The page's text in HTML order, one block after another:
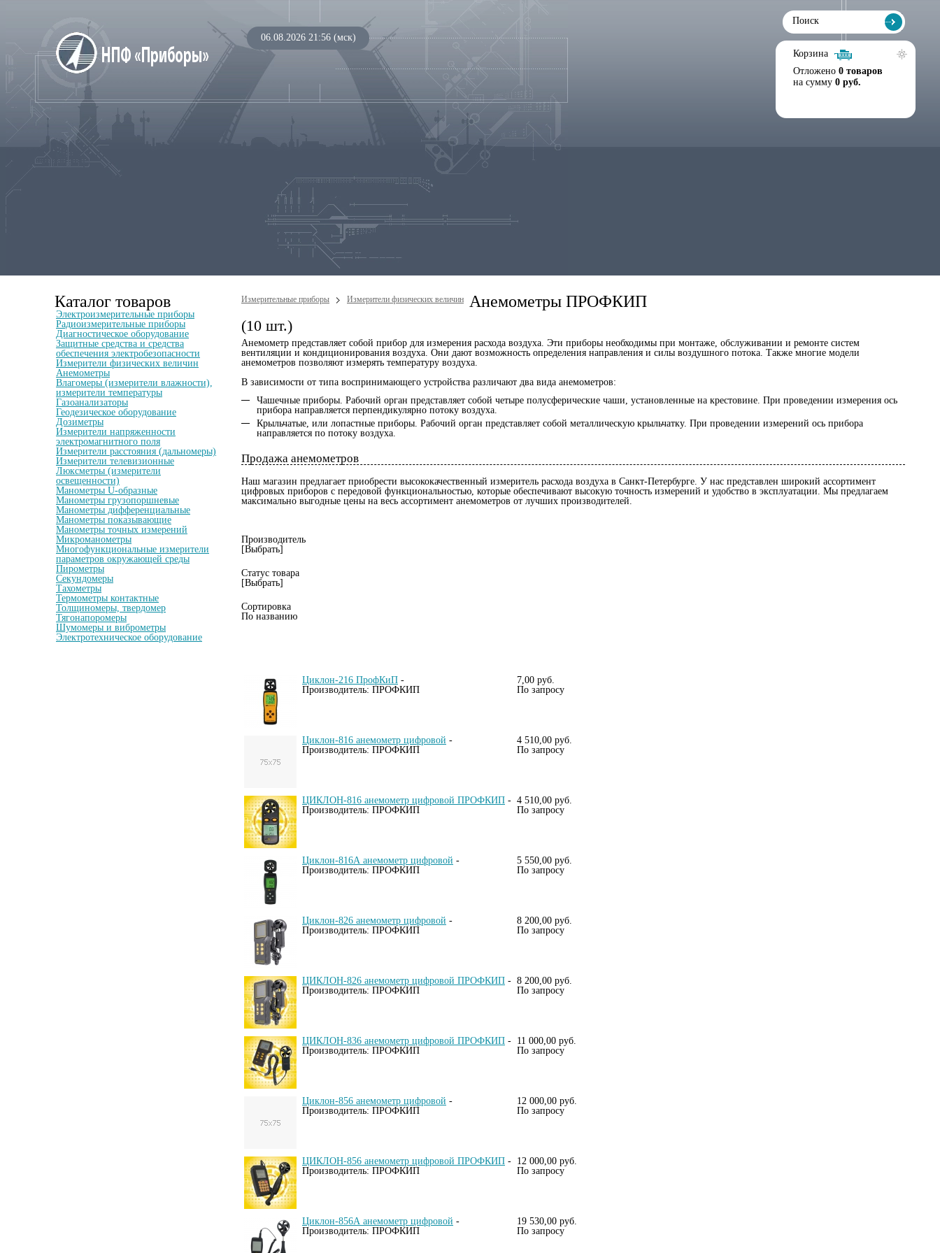
06.08.2026 21:56 (мск)
Корзина
Отложено 0 товаров
на сумму 0 руб.
Каталог товаров
Электроизмерительные приборы
Радиоизмерительные приборы
Диагностическое оборудование
Защитные средства и средства
обеспечения электробезопасности
Измерители физических величин
Анемометры
Влагомеры (измерители влажности),
измерители температуры
Газоанализаторы
Геодезическое оборудование
Дозиметры
Измерители напряженности
электромагнитного поля
Измерители расстояния (дальномеры)
Измерители телевизионные
Люксметры (измерители
освещенности)
Манометры U-образные
Манометры грузопоршневые
Манометры дифференциальные
Манометры показывающие
Манометры точных измерений
Микроманометры
Многофункциональные измерители
параметров окружающей среды
Пирометры
Секундомеры
Тахометры
Термометры контактные
Толщиномеры, твердомер
Тягонапоромеры
Шумомеры и виброметры
Электротехническое оборудование
Измерительные приборы Измерители физических величин Анемометры ПРОФКИП
(10 шт.)
Анемометр представляет собой прибор для измерения расхода воздуха. Эти приборы необходимы при монтаже, обслуживании и ремонте систем
вентиляции и кондиционирования воздуха. Они дают возможность определения направления и силы воздушного потока. Также многие модели
анемометров позволяют измерять температуру воздуха.
В зависимости от типа воспринимающего устройства различают два вида анемометров:
Чашечные приборы. Рабочий орган представляет собой четыре полусферические чаши, установленные на крестовине. При проведении измерения ось
прибора направляется перпендикулярно потоку воздуха.
Крыльчатые, или лопастные приборы. Рабочий орган представляет собой металлическую крыльчатку. При проведении измерений ось прибора
направляется по потоку воздуха.
Продажа анемометров
Наш магазин предлагает приобрести высококачественный измеритель расхода воздуха в Санкт-Петербурге. У нас представлен широкий ассортимент
цифровых приборов с передовой функциональностью, которые обеспечивают высокую точность измерений и удобство в эксплуатации. Мы предлагаем
максимально выгодные цены на весь ассортимент анемометров от лучших производителей.
Производитель
[Выбрать]
Статус товара
[Выбрать]
Сортировка
По названию
Циклон-216 ПрофКиП -
Производитель: ПРОФКИП
7,00 руб.
По запросу
Циклон-816 анемометр цифровой -
Производитель: ПРОФКИП
4 510,00 руб.
По запросу
ЦИКЛОН-816 анемометр цифровой ПРОФКИП -
Производитель: ПРОФКИП
4 510,00 руб.
По запросу
Циклон-816А анемометр цифровой -
Производитель: ПРОФКИП
5 550,00 руб.
По запросу
Циклон-826 анемометр цифровой -
Производитель: ПРОФКИП
8 200,00 руб.
По запросу
ЦИКЛОН-826 анемометр цифровой ПРОФКИП -
Производитель: ПРОФКИП
8 200,00 руб.
По запросу
ЦИКЛОН-836 анемометр цифровой ПРОФКИП -
Производитель: ПРОФКИП
11 000,00 руб.
По запросу
Циклон-856 анемометр цифровой -
Производитель: ПРОФКИП
12 000,00 руб.
По запросу
ЦИКЛОН-856 анемометр цифровой ПРОФКИП -
Производитель: ПРОФКИП
12 000,00 руб.
По запросу
Циклон-856А анемометр цифровой -
Производитель: ПРОФКИП
19 530,00 руб.
По запросу